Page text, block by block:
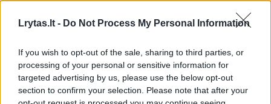
Lrytas.lt - Do Not Process My Personal Information
If you wish to opt-out of the sale, sharing to third parties, or
processing of your personal or sensitive information for
targeted advertising by us, please use the below opt-out
section to confirm your selection. Please note that after your